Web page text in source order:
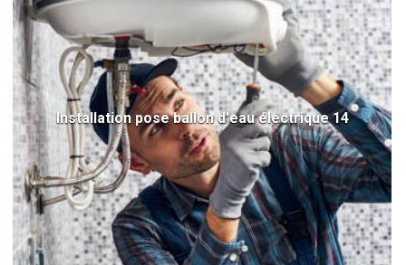
Installation pose ballon d'eau électrique 14